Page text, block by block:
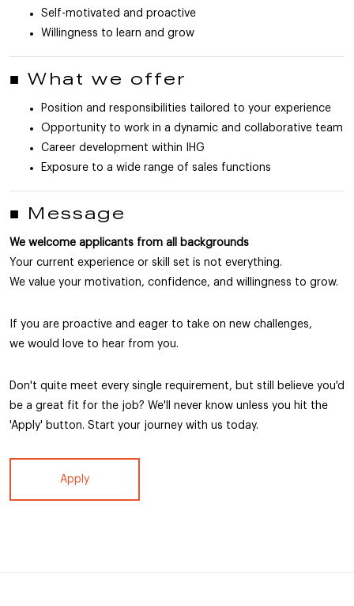
Self-motivated and proactive
Willingness to learn and grow
■ What we offer
Position and responsibilities tailored to your experience
Opportunity to work in a dynamic and collaborative team
Career development within IHG
Exposure to a wide range of sales functions
■ Message
We welcome applicants from all backgrounds
Your current experience or skill set is not everything.
We value your motivation, confidence, and willingness to grow.
If you are proactive and eager to take on new challenges,
we would love to hear from you.
Don't quite meet every single requirement, but still believe you'd
be a great fit for the job? We'll never know unless you hit the
'Apply' button. Start your journey with us today.
Apply